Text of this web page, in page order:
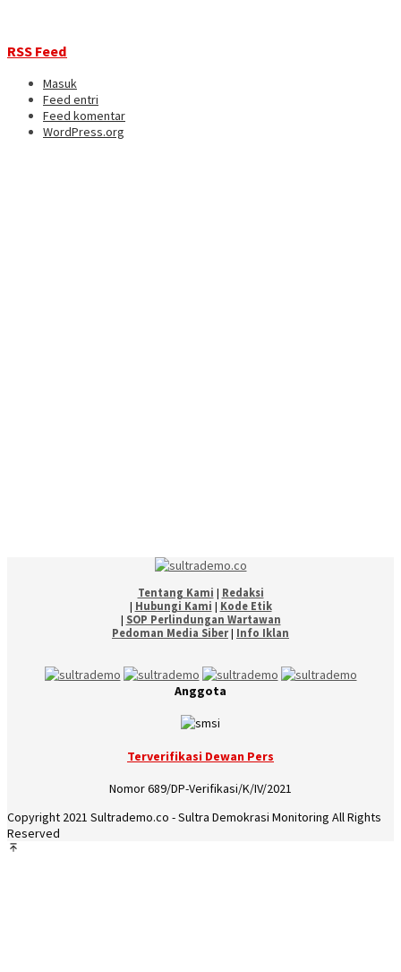
RSS Feed
Masuk
Feed entri
Feed komentar
WordPress.org
Tentang Kami | Redaksi
| Hubungi Kami | Kode Etik
| SOP Perlindungan Wartawan
Pedoman Media Siber| Info Iklan
Anggota
Terverifikasi Dewan Pers
Nomor 689/DP-Verifikasi/K/IV/2021
Copyright 2021 Sultrademo.co - Sultra Demokrasi Monitoring All Rights
Reserved